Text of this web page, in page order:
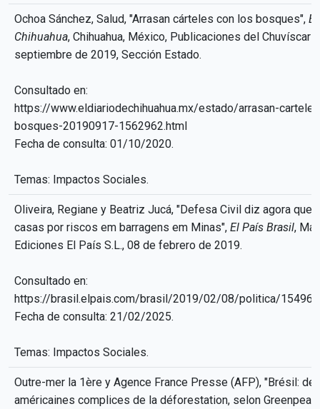
Ochoa Sánchez, Salud, "Arrasan cárteles con los bosques",
Chihuahua, Chihuahua, México, Publicaciones del Chuvíscar
septiembre de 2019, Sección Estado.
Consultado en:
https://www.eldiariodechihuahua.mx/estado/arrasan-
bosques-20190917-1562962.html
Fecha de consulta: 01/10/2020.
Temas: Impactos Sociales.
Oliveira, Regiane y Beatriz Jucá, "Defesa Civil diz agora que
casas por riscos em barragens em Minas", El País Brasil,
Ediciones El País S.L., 08 de febrero de 2019.
Consultado en:
https://brasil.elpais.com/brasil/2019/02/08/politica/
Fecha de consulta: 21/02/2025.
Temas: Impactos Sociales.
Outre-mer la 1ère y Agence France Presse (AFP), "Brésil:
américaines complices de la déforestation, selon